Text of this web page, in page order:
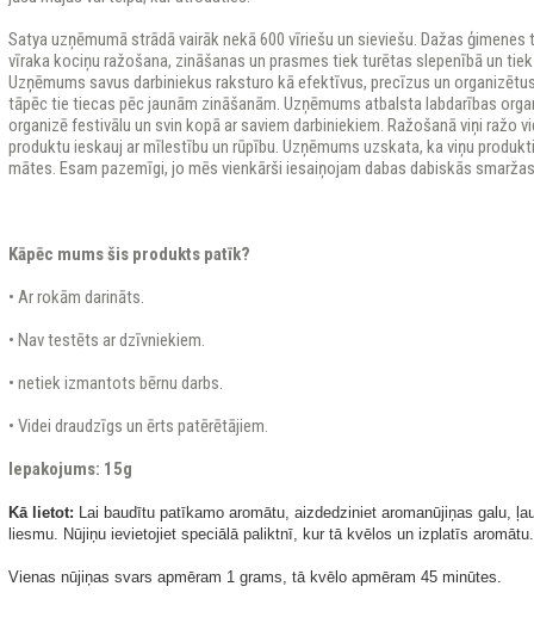
Satya uzņēmumā strādā vairāk nekā 600 vīriešu un sieviešu. Dažas
vīraka kociņu ražošana, zināšanas un prasmes tiek turētas slepenībā un
Uzņēmums savus darbiniekus raksturo kā efektīvus, precīzus un
tāpēc tie tiecas pēc jaunām zināšanām. Uzņēmums atbalsta labdarības
organizē festivālu un svin kopā ar saviem darbiniekiem. Ražošanā viņi ražo
produktu ieskauj ar mīlestību un rūpību. Uzņēmums uzskata, ka viņu
mātes. Esam pazemīgi, jo mēs vienkārši iesaiņojam dabas dabiskās
Kāpēc mums šis produkts patīk?
• Ar rokām darināts.
• Nav testēts ar dzīvniekiem.
• netiek izmantots bērnu darbs.
• Videi draudzīgs un ērts patērētājiem.
Iepakojums: 15g
Kā lietot: Lai baudītu patīkamo aromātu, aizdedziniet aromanūjiņas galu,
liesmu. Nūjiņu ievietojiet speciālā paliktnī, kur tā kvēlos un izplatīs aromātu.
Vienas nūjiņas svars apmēram 1 grams, tā kvēlo apmēram 45 minūtes.